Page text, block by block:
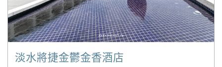
淡水將捷金鬱金香酒店